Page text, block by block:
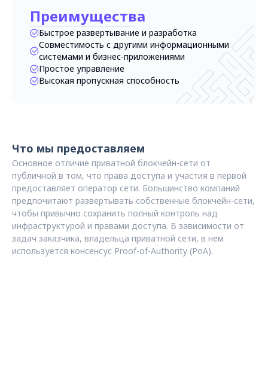
Преимущества
Быстрое развертывание и разработка
Совместимость с другими информационными
системами и бизнес-приложениями
Простое управление
Высокая пропускная способность
Что мы предоставляем
Основное отличие приватной блокчейн-сети от
публичной в том, что права доступа и участия в первой
предоставляет оператор сети. Большинство компаний
предпочитают развертывать собственные блокчейн-сети,
чтобы привычно сохранить полный контроль над
инфраструктурой и правами доступа. В зависимости от
задач заказчика, владельца приватной сети, в нем
используется консенсус Proof-of-Authority (PoA).